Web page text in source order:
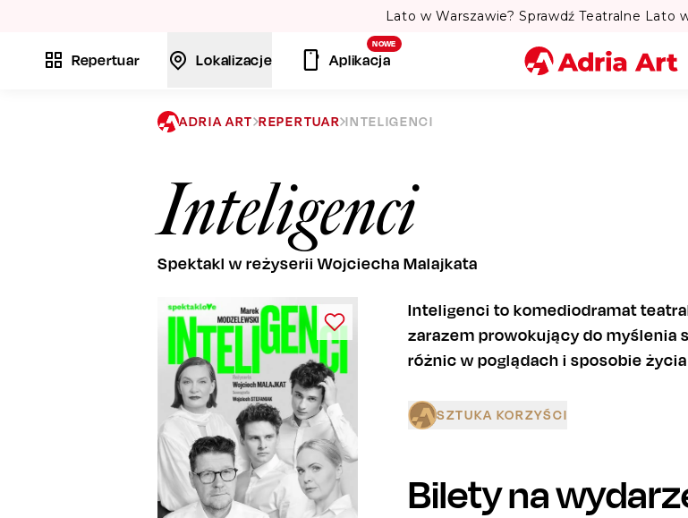
Lato w Warszawie? Sprawdź Teatralne Lato
Repertuar Lokalizacje
NOWE
Aplikacja
ADRIA ART REPERTUAR INTELIGENCI
Inteligenci
Spektakl w reżyserii Wojciecha Malajkata
Inteligenci to komediodramat
zarazem prowokujący do myślenia
różnic w poglądach i sposobie
SZTUKA KORZYŚCI
Bilety na